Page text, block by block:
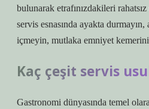
bulunarak etrafınızdakileri
servis esnasında ayakta
içmeyin, mutlaka emniyet
Kaç çeşit servis
Gastronomi dünyasında temel